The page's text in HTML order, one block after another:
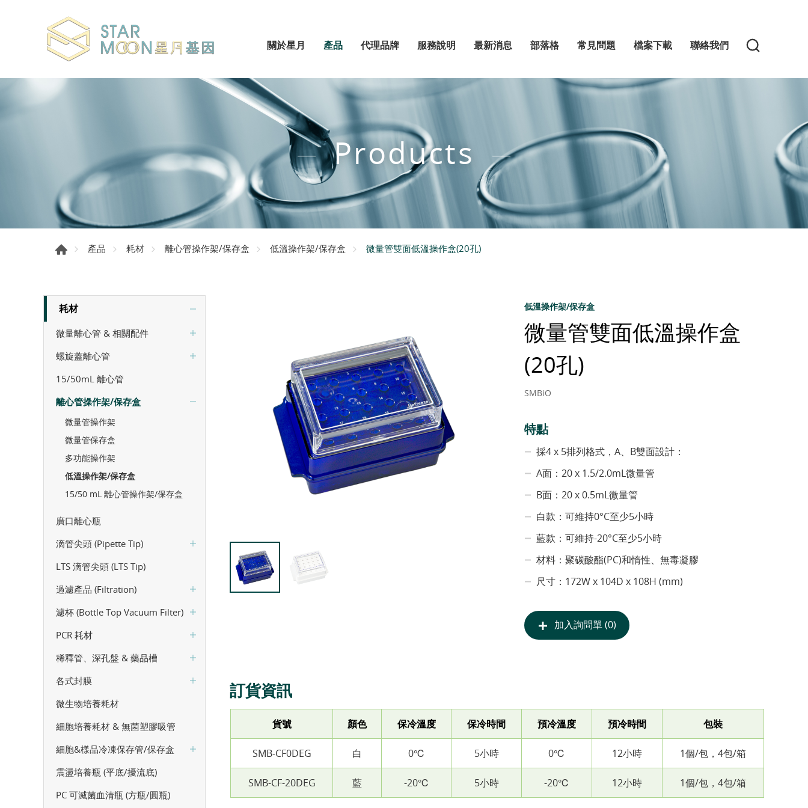
關於星月 產品 代理品牌 服務說明 最新消息 部落格 常見問題 檔案下載 聯絡我們
Products
產品 耗材 離心管操作架/保存盒 低溫操作架/保存盒 微量管雙面低溫操作盒(20孔)
耗材
微量離心管 & 相關配件
螺旋蓋離心管
15/50mL 離心管
離心管操作架/保存盒
微量管操作架
微量管保存盒
多功能操作架
低溫操作架/保存盒
15/50 mL 離心管操作架/保存盒
廣口離心瓶
滴管尖頭 (Pipette Tip)
LTS 滴管尖頭 (LTS Tip)
過濾產品 (Filtration)
濾杯 (Bottle Top Vacuum Filter)
PCR 耗材
稀釋管、深孔盤 & 藥品槽
各式封膜
微生物培養耗材
細胞培養耗材 & 無菌塑膠吸管
細胞&樣品冷凍保存管/保存盒
震盪培養瓶 (平底/擾流底)
PC 可滅菌血清瓶 (方瓶/圓瓶)
低溫操作架/保存盒
微量管雙面低溫操作盒
(20孔)
SMBiO
特點
採4 x 5排列格式，A、B雙面設計：
A面：20 x 1.5/2.0mL微量管
B面：20 x 0.5mL微量管
白款：可維持0°C至少5小時
藍款：可維持-20°C至少5小時
材料：聚碳酸酯(PC)和惰性、無毒凝膠
尺寸：172W x 104D x 108H (mm)
加入詢問單 (0)
訂貨資訊
貨號 顏色 保冷溫度 保冷時間 預冷溫度 預冷時間 包裝
SMB-CF0DEG 白 0℃ 5小時 0℃ 12小時 1個/包，4包/箱
SMB-CF-20DEG 藍 -20℃ 5小時 -20℃ 12小時 1個/包，4包/箱